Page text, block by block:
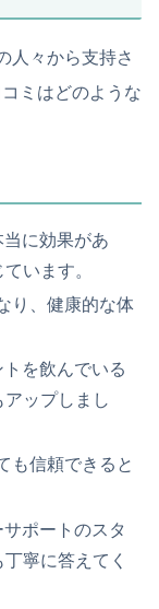
人々から支持さ
ミはどのような
当に効果があ
います。
り、健康的な体
を飲んでいる
ップしまし
も信頼できると
ポートのスタ
寧に答えてく